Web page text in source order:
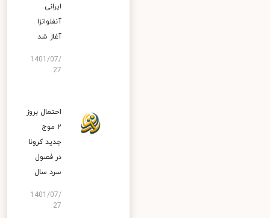
ایرانی
آنفلوانزا
آغاز شد
1401/07/
27
احتمال بروز
۲ موج
جدید کرونا
در فصول
سرد سال
1401/07/
27